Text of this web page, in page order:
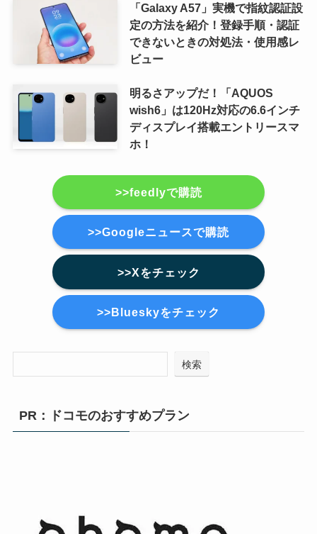
「Galaxy A57」実機で指紋認証設
定の方法を紹介！登録手順・認証
できないときの対処法・使用感レ
ビュー
明るさアップだ！「AQUOS
wish6」は120Hz対応の6.6インチ
ディスプレイ搭載エントリースマ
ホ！
>>feedlyで購読
>>Googleニュースで購読
>>Xをチェック
>>Blueskyをチェック
検索
PR：ドコモのおすすめプラン